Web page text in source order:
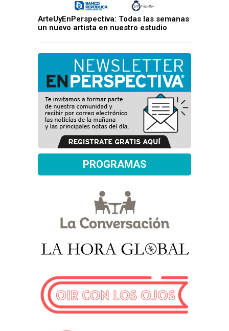
ArteUyEnPerspectiva: Todas las semanas
un nuevo artista en nuestro estudio
PROGRAMAS